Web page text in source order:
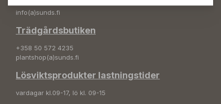
info(a)sunds.fi
Trädgårdsbutiken
+358 50 572 4235
plantshop(a)sunds.fi
Lösviktsprodukter lastningstider
vardagar kl.09-17, lö kl. 09-15